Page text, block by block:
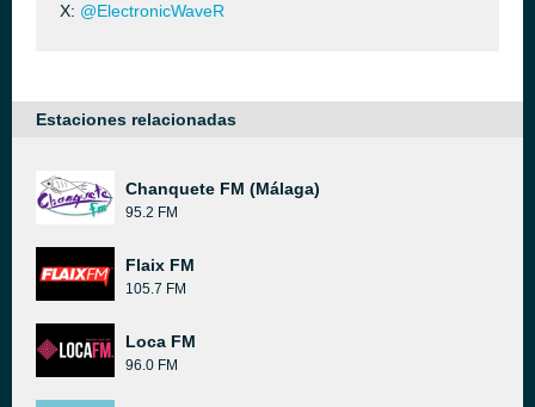
X: @ElectronicWaveR
Estaciones relacionadas
Chanquete FM (Málaga)
95.2 FM
Flaix FM
105.7 FM
Loca FM
96.0 FM